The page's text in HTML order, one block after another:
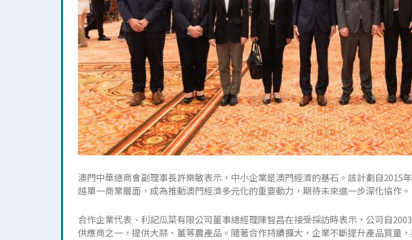
澳門中華總商會副理事長許樂敏表示，中小企業是澳門經濟的基石。該計劃自2015
越單一商業層面，成為推動澳門經濟多元化的重要動力，期待未來進一步深化協作。
合作企業代表、利記瓜菜有限公司董事總經理陳智昌在接受採訪時表示，公司自
供應商之一，提供大蒜、薑等農產品。隨著合作持續擴大，企業不斷提升產品質量